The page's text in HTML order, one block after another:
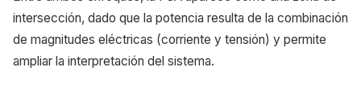
intersección, dado que la potencia resulta de la combinación
de magnitudes eléctricas (corriente y tensión) y permite
ampliar la interpretación del sistema.